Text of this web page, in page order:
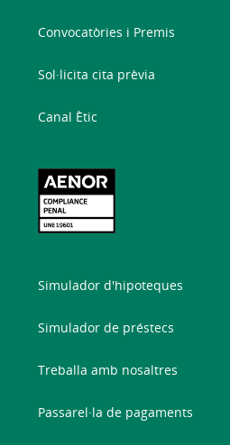
Convocatòries i Premis
Sol·licita cita prèvia
Canal Ètic
Simulador d'hipoteques
Simulador de préstecs
Treballa amb nosaltres
Passarel·la de pagaments